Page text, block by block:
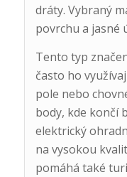
dráty. Vybraný
povrchu a jasné
Tento typ
často ho
pole nebo
body, kde končí
elektrický
na vysokou
pomáhá také